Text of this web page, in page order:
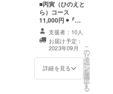
田文学』
1999年冬季
号）、共著
『在日コリ
アン文学と
祖国』（建
国大学校ア
俊介、藤田直
哉、川口好美各
氏の文章や付録
を収録。限定非
売品）
■丙寅（ひのえと
ら）コース
11,000円 ◉『エ
セ物語』１冊
◉『エセ物語』刊
行記念 狂歌クリ
アファイル２枚
（限定非売品
／Ａ４サイズ／
◉『エセ物語』刊
支援者：10人
お届け予定：
2023年09月
詳細を見る
こ
の
リ
タ
ー
ン
を
選
択
す
る